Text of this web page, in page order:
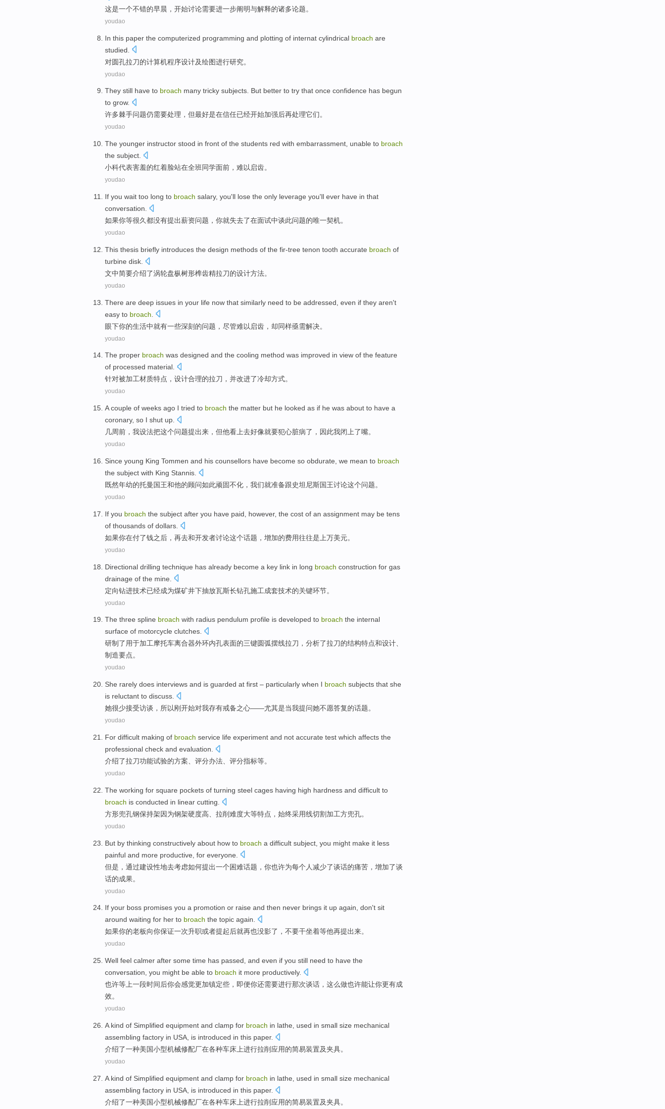
这是一个不错的早晨 ， 开始讨论需要进一步阐明与解释的诸多论题。
youdao
In this paper the computerized programming and plotting of internat cylindrical broach are
studied
对圆孔拉刀的计算机程序设计及绘图进行研究。
youdao
They still have to broach many tricky subjects. But better to try that once confidence has begun
to grow.
许多棘手问题仍需要处理， 但最好是在信任已经开始加强后再处理它们。
youdao
The younger instructor stood in front of the students red with embarrassment, unable to broach
the subject.
小科代表害羞的红着脸站在全班同学面前 ， 难以 启齿。
youdao
If you wait too long to broach salary, you'll lose the only leverage you'll ever have in that
conversation
如果你等很久 都没有提出薪资问题，你就失去了在面试中谈此问题的唯一契机。
youdao
This thesis briefly introduces the design methods of the fir-tree tenon tooth accurate broach of
turbine disk
文中简要介绍了涡轮盘枞树形榫齿精拉刀的设计方法。
youdao
There are deep issues in your life now that similarly need to be addressed even if they aren't
easy to broach
眼下你的生活中就有一些深刻的问题 ， 尽管难以 启齿 ，却同样亟需解决。
youdao
The proper broach was designed and the cooling method was improved in view of the feature
of processed material.
针对被加工材质特点 ， 设计合理的拉刀 ，并改进了冷却方式。
youdao
A couple of weeks ago I tried to broach the matter but he looked as if he was about to have a
coronary, so I shut up
几周前 ， 我设法把这个问题提出来， 但他看上去好像就要犯心脏病了， 因此我闭 上了嘴。
youdao
Since young King Tommen and his counsellors have become so obdurate we mean to broach
the subject with King Stannis
既然年幼的托曼 国王和他的顾问如此顽固不化 ， 我们就准备跟史坦尼斯国王讨论这个问题。
youdao
If you broach the subject after you have paid , however, the cost of an assignment may be tens
of thousands of dollars
如果你在付了钱之后，再去和开发者讨论这个话题 ，增加的费用往往是 上万美元。
youdao
Directional drilling technique has already become a key link in long broach construction for gas
drainage of the mine
定向钻进技术已经成为煤矿井下抽放瓦斯长钻孔施工成套技术的关键环节。
youdao
The three spline broach with radius pendulum profile is developed to broach the internal
surface of motorcycle clutches.
研制了用于加工摩托车离合器外环内孔表面的三键圆弧摆线拉刀，分析了拉刀的结构特点和设计、
制造要点。
youdao
She rarely does interviews and is guarded at first – particularly when I broach subjects that she
is reluctant to discuss.
她很少接受访谈 ，所以刚开始对我存有戒备之心——尤其是当我提问她不愿答复的话题。
youdao
For difficult making of broach service life experiment and not accurate test which affects the
professional check and evaluation
介绍了拉刀功能试验的方案、 评分办法、评分指标等。
youdao
The working for square pockets of turning steel cages having high hardness and difficult to
broach is conducted in linear cutting
方形兜孔钢保持架因为钢架硬度高 、拉削难度大等特点， 始终采用线切割加工方兜孔。
youdao
But by thinking constructively about how to broach a difficult subject you might make it less
painful and more productive for everyone
但是 ， 通过建设性地去考虑如何提出一个困难话题 ， 你也许为每个人减少了谈话的痛苦 ， 增加了谈
话的成果。
youdao
If your boss promises you a promotion or raise and then never brings it up again, don't sit
around waiting for her to broach the topic again.
如果你的老板向你保证一次升职或者提起后就再也没影了 ， 不要干坐着等他再提出来。
youdao
Well feel calmer after some time has passed, and even if you still need to have the
conversation , you might be able to broach it more productively.
也许等上一段时间后你会感觉更加镇定些 ， 即便你还需要进行那次谈话，这么做也许能让你更有成
效。
youdao
A kind of Simplified equipment and clamp for broach in lathe , used in small size mechanical
assembling factory in USA, is introduced in this paper.
介绍了一种美国小型机械修配厂在各种车床 上进行拉削应用的简易装置及夹具。
youdao
A kind of Simplified equipment and clamp for broach in lathe , used in small size mechanical
assembling factory in USA, is introduced in this paper.
介绍了一种美国小型机械修配厂在各种车床 上进行拉削应用的简易装置及夹具。